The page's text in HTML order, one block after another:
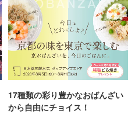
17種類の彩り豊かなおばんざい
から自由にチョイス！